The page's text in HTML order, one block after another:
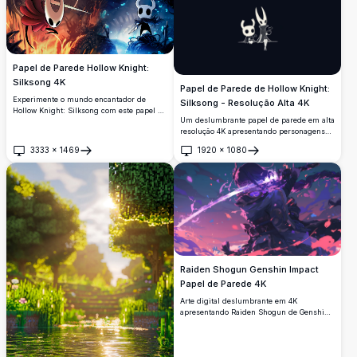
paisagem pixelizada, perfeita para
entusiastas de jogos.
Papel de Parede Hollow Knight:
Silksong 4K
Experimente o mundo encantador de
Hollow Knight: Silksong com este papel de
do jogo, mostrando os personagens
icônicos em seu elemento, perfeito para
fãs e jogadores.
3333 × 1469
Abrir
Papel de Parede de Hollow Knight:
Silksong - Resolução Alta 4K
Um deslumbrante papel de parede em alta
resolução 4K apresentando personagens
as icônicas silhuetas com chifres contra
um fundo escuro minimalista, perfeito
para fãs do jogo que procuram um fundo
de desktop ou móvel visualmente
impressionante.
1920 × 1080
Abrir
Raiden Shogun Genshin Impact
Papel de Parede 4K
Arte digital deslumbrante em 4K
apresentando Raiden Shogun de Genshin